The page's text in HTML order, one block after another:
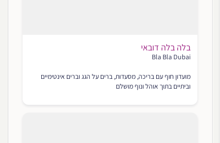
בלה בלה דובאי
Bla Bla Dubai
מועדון חוף עם בריכה, מסעדות, ברים על הגג וברים אינטימיים
וביתיים בתוך אוהל ונוף מושלם